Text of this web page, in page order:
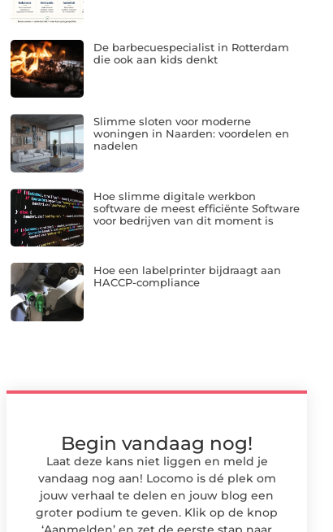
De barbecuespecialist in Rotterdam
die ook aan kids denkt
Slimme sloten voor moderne
woningen in Naarden: voordelen en
nadelen
Hoe slimme digitale werkbon
software de meest efficiënte Software
voor bedrijven van dit moment is
Hoe een labelprinter bijdraagt aan
HACCP-compliance
Begin vandaag nog!
Laat deze kans niet liggen en meld je
vandaag nog aan! Locomo is dé plek om
jouw verhaal te delen en jouw blog een
groter podium te geven. Klik op de knop